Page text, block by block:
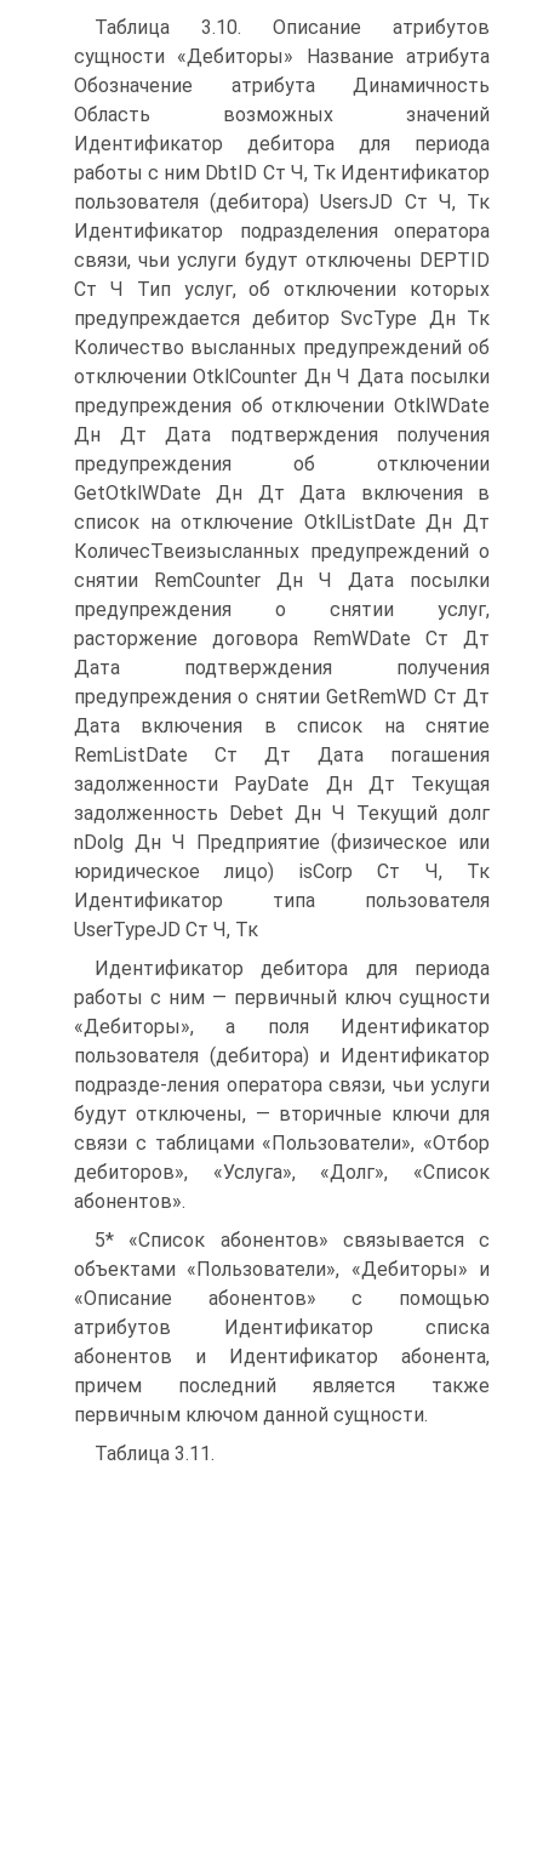
Таблица 3.10. Описание атрибутов
сущности «Дебиторы» Название атрибута
Обозначение атрибута Динамичность
Область возможных значений
Идентификатор дебитора для периода
работы с ним DbtID Ст Ч, Тк Идентификатор
пользователя (дебитора) UsersJD Ст Ч, Тк
Идентификатор подразделения оператора
связи, чьи услуги будут отключены DEPTID
Ст Ч Тип услуг, об отключении которых
предупреждается дебитор SvcType Дн Тк
Количество высланных предупреждений об
отключении OtklCounter Дн Ч Дата посылки
предупреждения об отключении OtklWDate
Дн Дт Дата подтверждения получения
предупреждения об отключении
GetOtklWDate Дн Дт Дата включения в
список на отключение OtklListDate Дн Дт
КоличесТвеизысланных предупреждений о
снятии RemCounter Дн Ч Дата посылки
предупреждения о снятии услуг,
расторжение договора RemWDate Ст Дт
Дата подтверждения получения
предупреждения о снятии GetRemWD Ст Дт
Дата включения в список на снятие
RemListDate Ст Дт Дата погашения
задолженности PayDate Дн Дт Текущая
задолженность Debet Дн Ч Текущий долг
nDolg Дн Ч Предприятие (физическое или
юридическое лицо) isCorp Ст Ч, Тк
Идентификатор типа пользователя
UserTypeJD Ст Ч, Тк
Идентификатор дебитора для периода
работы с ним — первичный ключ сущности
«Дебиторы», а поля Идентификатор
пользователя (дебитора) и Идентификатор
подразде-ления оператора связи, чьи услуги
будут отключены, — вторичные ключи для
связи с таблицами «Пользователи», «Отбор
дебиторов», «Услуга», «Долг», «Список
абонентов».
5* «Список абонентов» связывается с
объектами «Пользователи», «Дебиторы» и
«Описание абонентов» с помощью
атрибутов Идентификатор списка
абонентов и Идентификатор абонента,
причем последний является также
первичным ключом данной сущности.
Таблица 3.11.